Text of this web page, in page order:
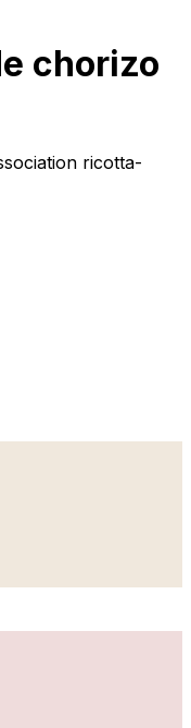
chorizo
ricotta-